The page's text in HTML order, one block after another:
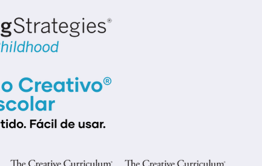
soluciones innovadoras, cuyo potencial
de profesores ha sido demostrado por